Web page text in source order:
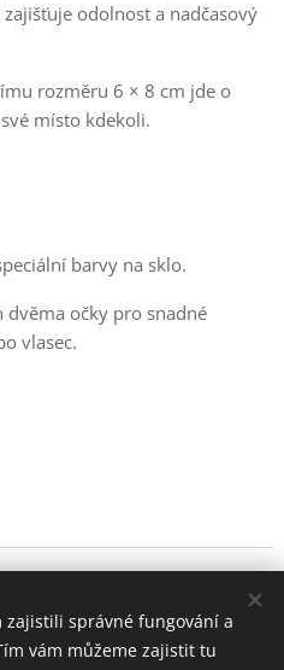
odolnost a nadčasový
rozměru 6 × 8 cm jde o
místo kdekoli.
barvy na sklo.
dvěma očky pro snadné
vlasec.
zajistili správné fungování a
vám můžeme zajistit tu